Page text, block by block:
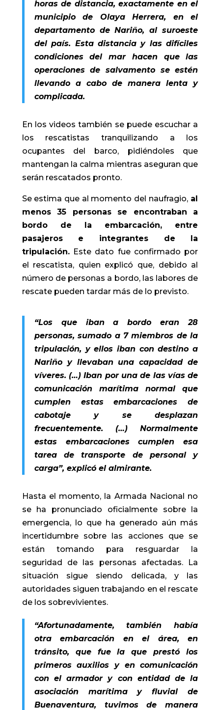
horas de distancia, exactamente en el
municipio de Olaya Herrera, en el
departamento de Nariño, al suroeste
del país. Esta distancia y las difíciles
condiciones del mar hacen que las
operaciones de salvamento se estén
llevando a cabo de manera lenta y
complicada.
En los videos también se puede escuchar a
los rescatistas tranquilizando a los
ocupantes del barco, pidiéndoles que
mantengan la calma mientras aseguran que
serán rescatados pronto.
Se estima que al momento del naufragio,al
menos 35 personas se encontraban a
bordo de la embarcación, entre
pasajeros e integrantes de la
tripulación.Este dato fue confirmado por
el rescatista, quien explicó que, debido al
número de personas a bordo, las labores de
rescate pueden tardar más de lo previsto.
“Los que iban a bordo eran 28
personas, sumado a 7 miembros de la
tripulación, y ellos iban con destino a
Nariño y llevaban una capacidad de
víveres. (…) Iban por una de las vías de
comunicación marítima normal que
cumplen estas embarcaciones de
cabotaje y se desplazan
frecuentemente. (…) Normalmente
estas embarcaciones cumplen esa
tarea de transporte de personal y
carga”, explicó el almirante.
Hasta el momento, la Armada Nacional no
se ha pronunciado oficialmente sobre la
emergencia, lo que ha generado aún más
incertidumbre sobre las acciones que se
están tomando para resguardar la
seguridad de las personas afectadas. La
situación sigue siendo delicada, y las
autoridades siguen trabajando en el rescate
de los sobrevivientes.
“Afortunadamente, también había
otra embarcación en el área, en
tránsito, que fue la que prestó los
primeros auxilios y en comunicación
con el armador y con entidad de la
asociación marítima y fluvial de
Buenaventura, tuvimos de manera